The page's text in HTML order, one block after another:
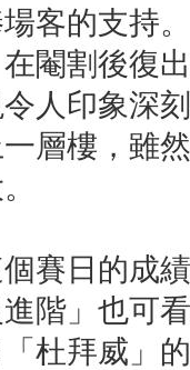
客的支持
閹割後復
人印象深
層樓，雖
賽日的成
階」也可
杜拜威」